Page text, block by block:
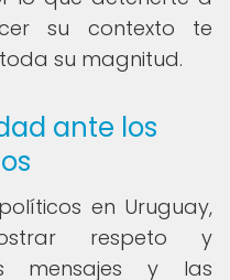
su contexto te
su magnitud.
ante los
en Uruguay,
respeto y
mensajes y las